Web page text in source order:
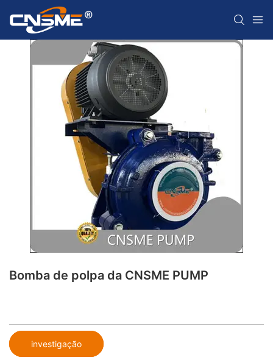
Bomba de polpa da CNSME PUMP
investigação